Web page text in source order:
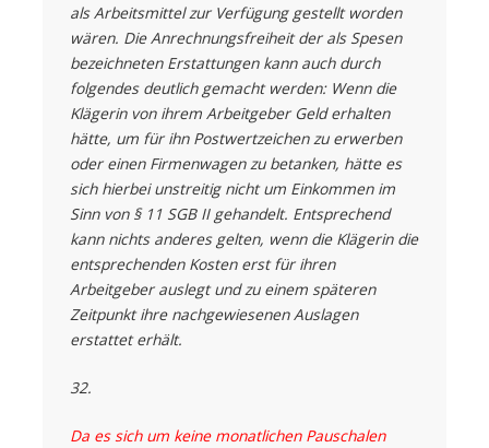
als Arbeitsmittel zur Verfügung gestellt worden
wären. Die Anrechnungsfreiheit der als Spesen
bezeichneten Erstattungen kann auch durch
folgendes deutlich gemacht werden: Wenn die
Klägerin von ihrem Arbeitgeber Geld erhalten
hätte, um für ihn Postwertzeichen zu erwerben
oder einen Firmenwagen zu betanken, hätte es
sich hierbei unstreitig nicht um Einkommen im
Sinn von § 11 SGB II gehandelt. Entsprechend
kann nichts anderes gelten, wenn die Klägerin die
entsprechenden Kosten erst für ihren
Arbeitgeber auslegt und zu einem späteren
Zeitpunkt ihre nachgewiesenen Auslagen
erstattet erhält.
32.
Da es sich um keine monatlichen Pauschalen